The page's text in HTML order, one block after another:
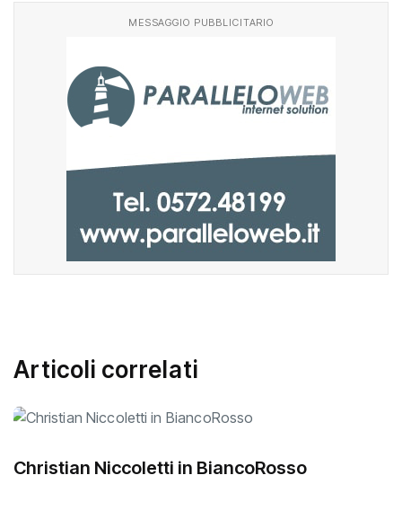
MESSAGGIO PUBBLICITARIO
Articoli correlati
Christian Niccoletti in BiancoRosso